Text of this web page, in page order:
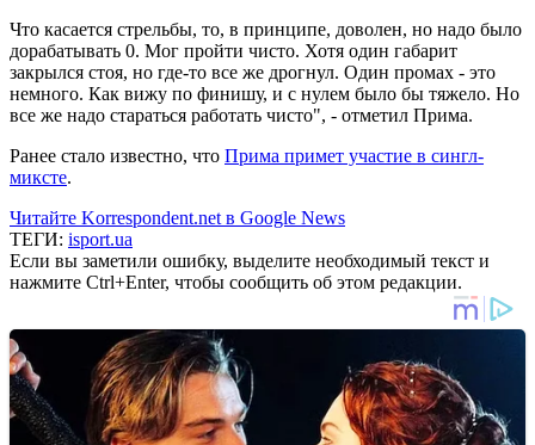
Что касается стрельбы, то, в принципе, доволен, но надо было
дорабатывать 0. Мог пройти чисто. Хотя один габарит
закрылся стоя, но где-то все же дрогнул. Один промах - это
немного. Как вижу по финишу, и с нулем было бы тяжело. Но
все же надо стараться работать чисто", - отметил Прима.
Ранее стало известно, что Прима примет участие в сингл-
миксте.
Читайте Korrespondent.net в Google News
ТЕГИ: isport.ua
Если вы заметили ошибку, выделите необходимый текст и
нажмите Ctrl+Enter, чтобы сообщить об этом редакции.